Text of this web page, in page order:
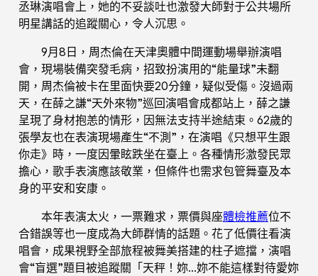
丞琳演唱會上，她的不妥談吐也激發大師對于公共場所
明星講話的追蹤關心，令人沉思。
9月8日，周杰倫在天津奧體中間運動場舉辦演唱
會，現場裝備突發毛病，招致扮演用的“能量球”未翻
開，周杰倫被卡在里面快要20分鐘，疑似受傷。沒過兩
天，在薛之謙“天外來物”巡回演唱會成都站上，薛之謙
呈現了身材抱恙的情形，因無法支持半途結束。62歲的
張學友也在表演現場產生“不測”，在演唱《只想平生跟
你走》時，一度因暈眩跌坐在臺上。各種情形激發民眾
擔心，歌手表演應該敬業，但條件也需求包管舞臺及本
身的平安和安康。
本年表演太火，一票難求，票價與座體檢推薦位不
合錯誤等也一度成為大師群情的話題。花了低價往看演
唱會，成果視野全部旅程被舞美搭建的柱子遮擋，演唱
會“盲選”題目被追蹤關「天秤！妳…妳不能這樣對待愛妳